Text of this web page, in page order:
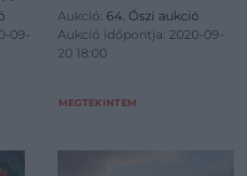
09-
Aukció: 64. Őszi aukció
Aukció időpontja: 2020-09-
20 18:00
MEGTEKINTEM